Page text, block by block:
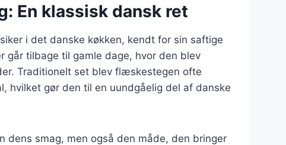
En klassisk dansk ret
i det danske køkken, kendt for sin saftige
går tilbage til gamle dage, hvor den blev
Traditionelt set blev flæskestegen ofte
hvilket gør den til en uundgåelig del af danske
dens smag, men også den måde, den bringer